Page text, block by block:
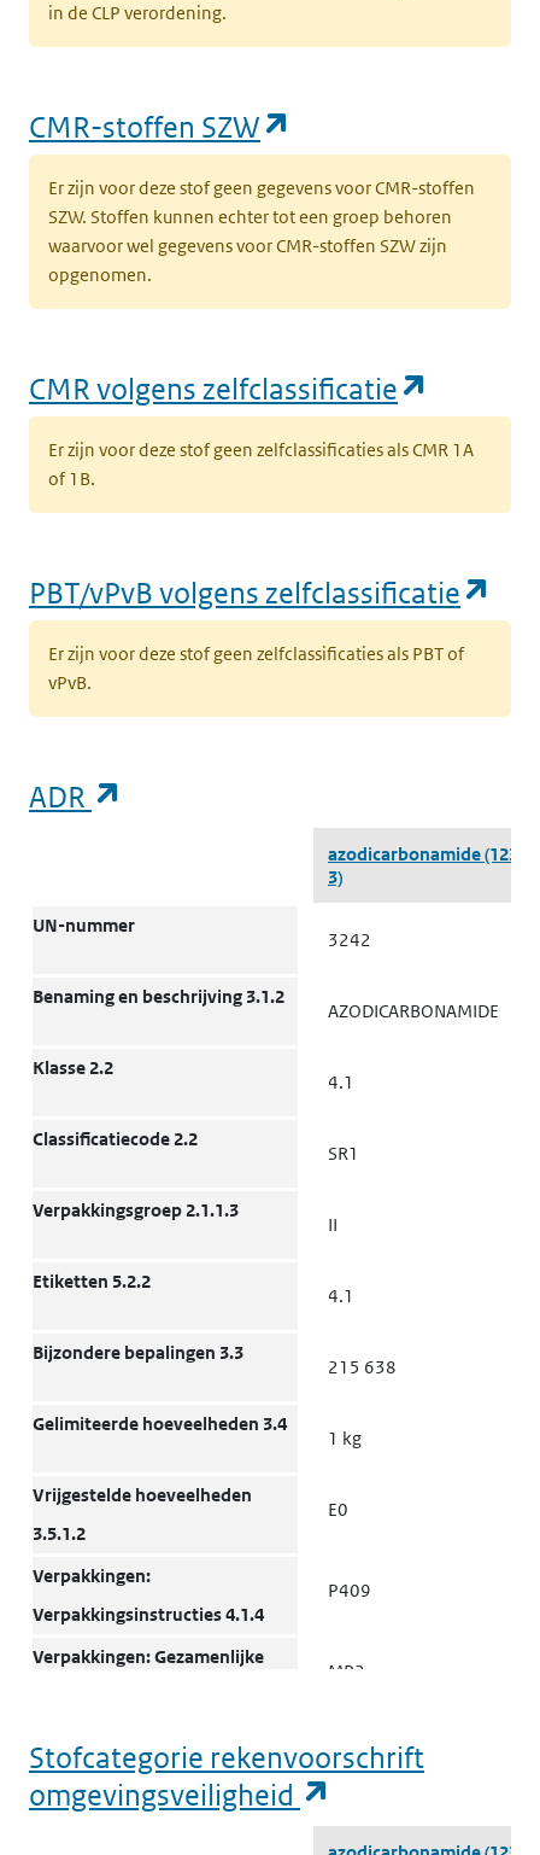
in de CLP verordening.
CMR-stoffen SZW
Er zijn voor deze stof geen gegevens voor CMR-stoffen
SZW. Stoffen kunnen echter tot een groep behoren
waarvoor wel gegevens voor CMR-stoffen SZW zijn
opgenomen.
CMR volgens zelfclassificatie
Er zijn voor deze stof geen zelfclassificaties als CMR 1A
of 1B.
PBT/vPvB volgens zelfclassificatie
Er zijn voor deze stof geen zelfclassificaties als PBT of
vPvB.
ADR
azodicarbonamide(123-
3)
UN-nummer
3242
Benaming en beschrijving 3.1.2
AZODICARBONAMIDE
Klasse 2.2
4.1
Classificatiecode 2.2
SR1
Verpakkingsgroep 2.1.1.3
II
Etiketten 5.2.2
4.1
Bijzondere bepalingen 3.3
215 638
Gelimiteerde hoeveelheden 3.4
1 kg
Vrijgestelde hoeveelheden
3.5.1.2
E0
Verpakkingen:
Verpakkingsinstructies 4.1.4
P409
Verpakkingen: Gezamenlijke
MP2
bulkcontainers: Instructies
4.2.5.2, 7.3.2
T3
Stofcategorie rekenvoorschrift
omgevingsveiligheid